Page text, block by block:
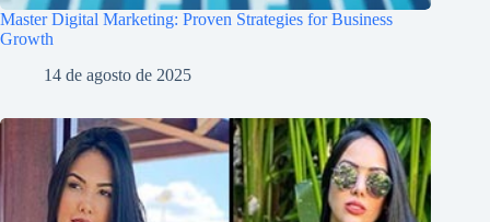
Master Digital Marketing: Proven Strategies for Business
Growth
14 de agosto de 2025